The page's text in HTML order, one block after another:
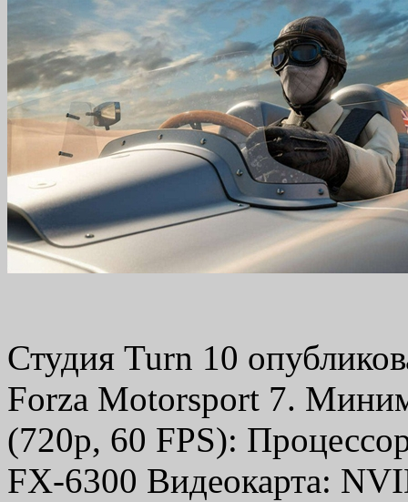
Студия Turn 10
Forza Motorsport 7.
(720p, 60 FPS):
FX-6300 Видеокарта: